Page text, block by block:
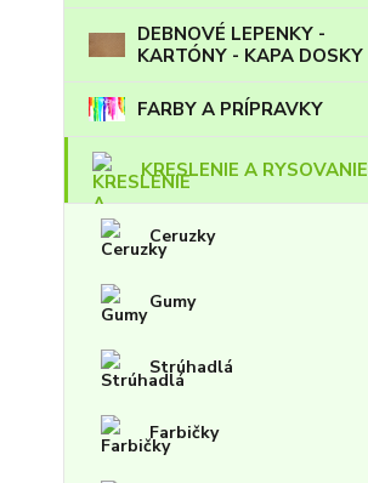
DEBNOVÉ LEPENKY -
KARTÓNY - KAPA DOSKY
FARBY A PRÍPRAVKY
KRESLENIE A RYSOVANIE
Ceruzky
Gumy
Strúhadlá
Farbičky